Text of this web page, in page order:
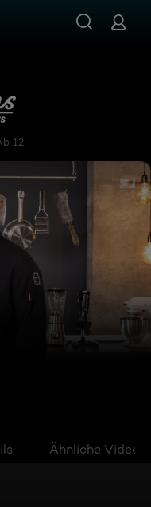
Restaurants - Ein
12
Ähnliche Videos